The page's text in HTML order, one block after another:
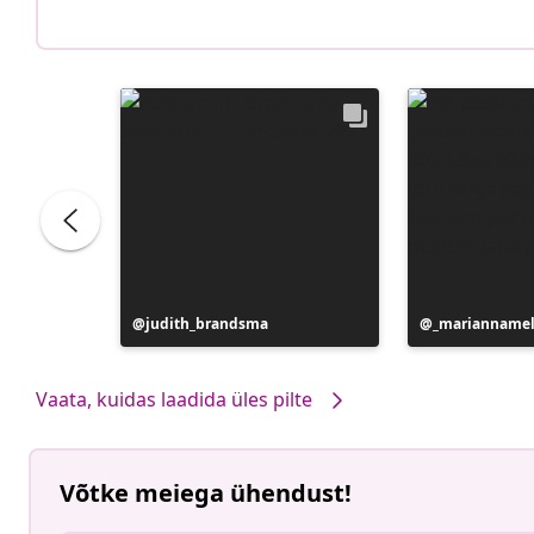
Postitus
avaldatud
judith_brandsma
Postitus
avaldatud
Vaata, kuidas laadida üles pilte
Võtke meiega ühendust!